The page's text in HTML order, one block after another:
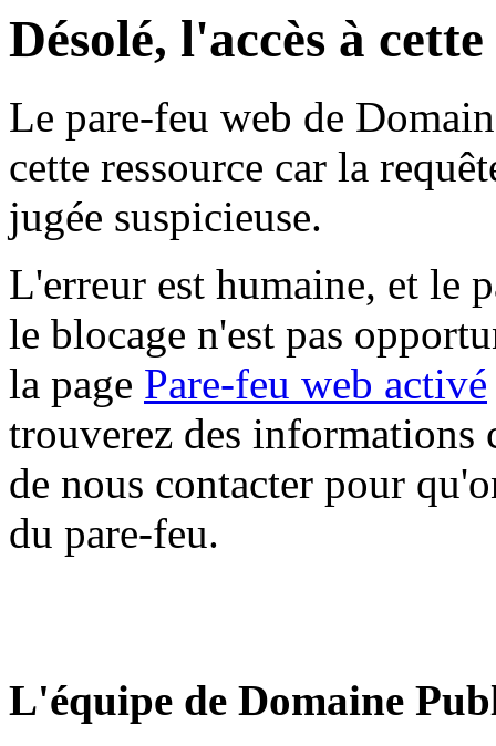
Désolé, l'accès à
Le pare-feu web de
cette ressource car la
jugée suspicieuse.
L'erreur est humaine, et le
le blocage n'est pas
la page Pare-feu web activé
trouverez des informations
de nous contacter pour
du pare-feu.
L'équipe de Domaine